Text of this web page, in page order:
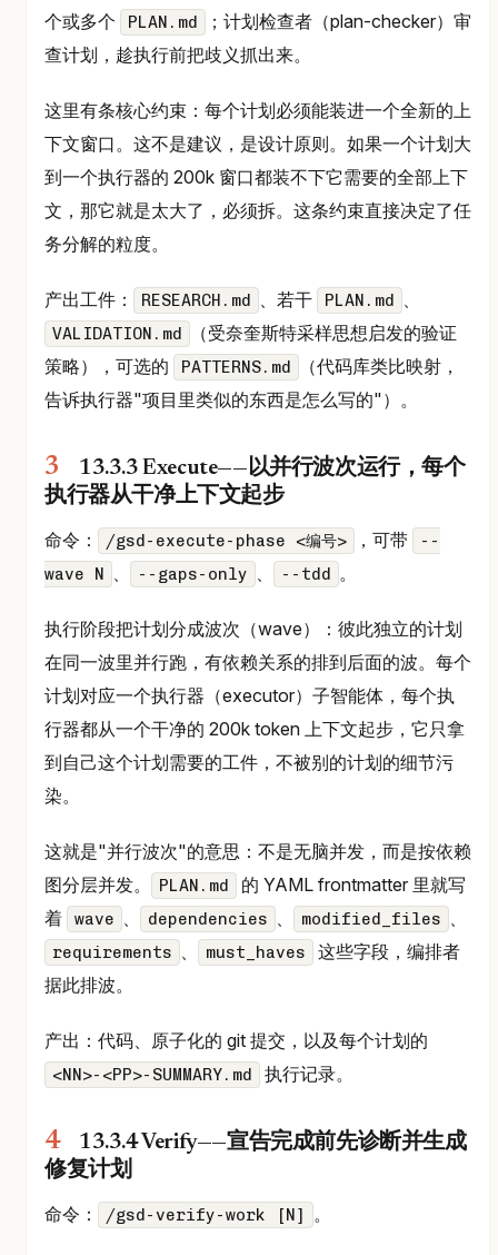
个或多个
PLAN.md
；计划检查者（plan-checker）审
查计划，趁执行前把歧义抓出来。
这里有条核心约束：每个计划必须能装进一个全新的上
下文窗口。这不是建议，是设计原则。如果一个计划大
到一个执行器的 200k 窗口都装不下它需要的全部上下
文，那它就是太大了，必须拆。这条约束直接决定了任
务分解的粒度。
产出工件： RESEARCH.md 、若干 PLAN.md
VALIDATION.md
（受奈奎斯特采样思想启发的验证
策略），可选的
PATTERNS.md
（代码库类比映射，
告诉执行器"项目里类似的东西是怎么写的"）。
13.3.3 Execute——以并行波次运行，每个
执行器从干净上下文起步
命令：
/gsd-execute-phase <编号> ，可带
--
wave N
--gaps-only --tdd 。
执行阶段把计划分成波次（wave）：彼此独立的计划
在同一波里并行跑，有依赖关系的排到后面的波。每个
计划对应一个执行器（executor）子智能体，每个执
行器都从一个干净的 200k token 上下文起步，它只拿
到自己这个计划需要的工件，不被别的计划的细节污
染。
这就是"并行波次"的意思：不是无脑并发，而是按依赖
图分层并发。
PLAN.md
的 YAML frontmatter 里就写
着
wave dependencies modified_files
requirements must_haves
这些字段，编排者
据此排波。
产出：代码、原子化的 git 提交，以及每个计划的
<NN>-<PP>-SUMMARY.md 执行记录。
13.3.4 Verify——宣告完成前先诊断并生成
修复计划
命令：
/gsd-verify-work [N] 。